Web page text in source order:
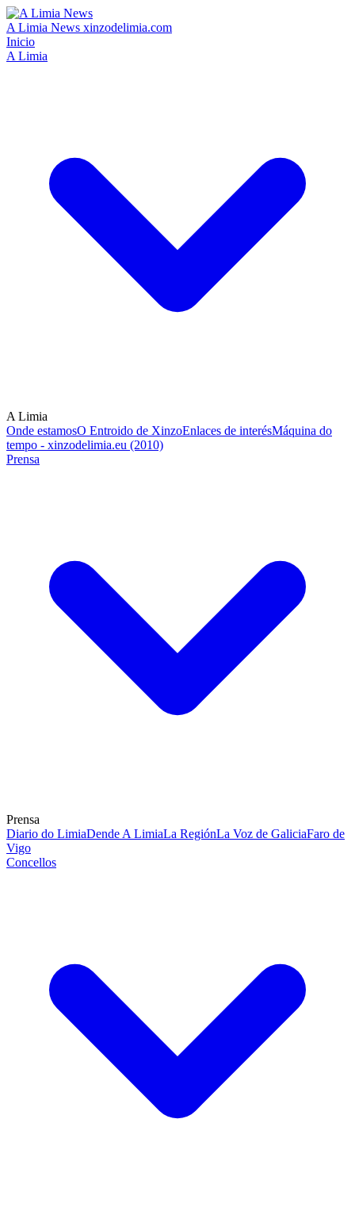
A Limia News xinzodelimia.com
Inicio
A Limia
A Limia
Onde estamosO Entroido de XinzoEnlaces de interésMáquina do
tempo - xinzodelimia.eu (2010)
Prensa
Prensa
Diario do LimiaDende A LimiaLa RegiónLa Voz de GaliciaFaro de
Vigo
Concellos